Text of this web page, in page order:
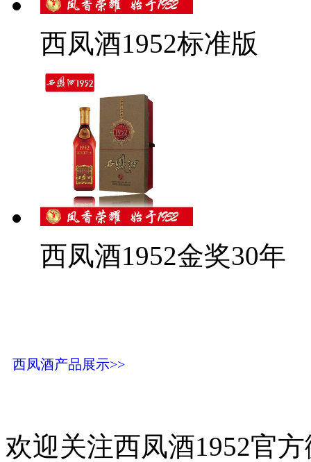
西凤酒1952标准版
西凤酒1952金奖30年
西凤酒产品展示>>
欢迎关注西凤酒1952官